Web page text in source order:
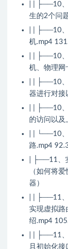
| | ├──10
生的2个问
| | ├──10
机.mp4
| | ├──10
机、物理网
| | ├──10
器进行对接
| | ├──10
的访问以
| | └──10
路.mp4
| ├──11、
（如何将
器）
| | ├──11
实现虚拟路
绍.mp4
| | ├──11
且初始化